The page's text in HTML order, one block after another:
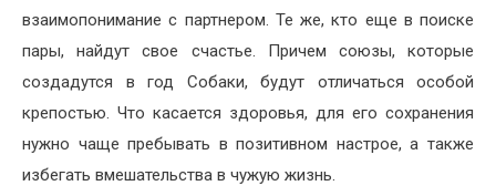
взаимопонимание с партнером. Те же, кто еще в поиске
пары, найдут свое счастье. Причем союзы, которые
создадутся в год Собаки, будут отличаться особой
крепостью. Что касается здоровья, для его сохранения
нужно чаще пребывать в позитивном настрое, а также
избегать вмешательства в чужую жизнь.